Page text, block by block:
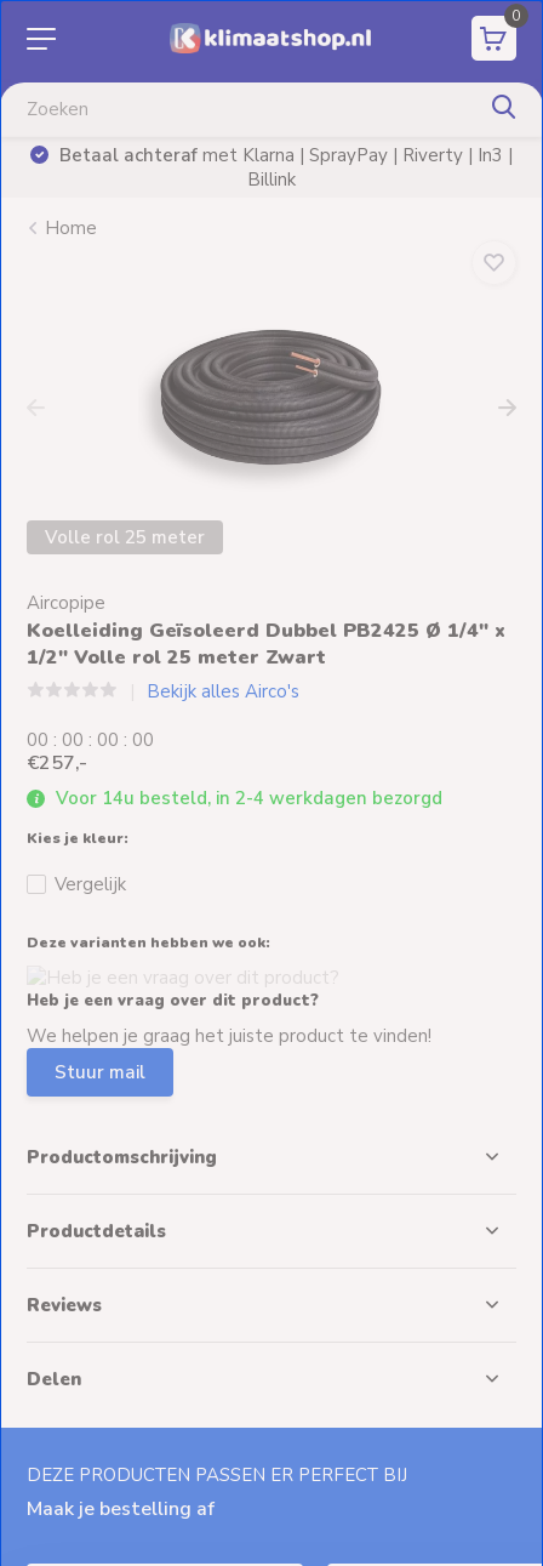
0
Betaal achterafmet Klarna | SprayPay | Riverty | In3 |
Billink
Aanbiedingen
verwarming
Installatiematerialen
Ventilators
Spoed- en
Weekendleveringen
Klantenservice
Contact
Home
Volle rol 25 meter
Aircopipe
Koelleiding Geïsoleerd Dubbel PB2425 Ø 1/4" x
1/2" Volle rol 25 meter Zwart
Bekijk alles Airco's
00 : 00 : 00 : 00
€257,-
Voor 14u besteld, in 2-4 werkdagen bezorgd
Kies je kleur:
Vergelijk
Deze varianten hebben we ook:
Heb je een vraag over dit product?
We helpen je graag het juiste product te vinden!
Stuur mail
Productomschrijving
Productdetails
Reviews
Delen
DEZE PRODUCTEN PASSEN ER PERFECT BIJ
Maak je bestelling af